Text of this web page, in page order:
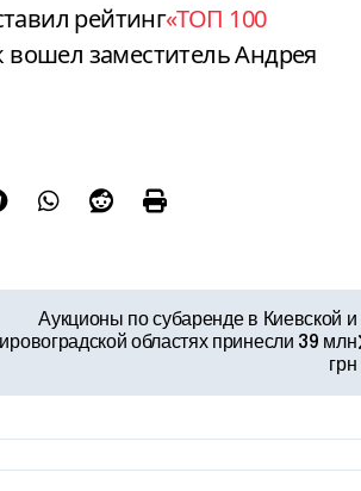
рейтинг«ТОП 100
вошел заместитель Андрея
Аукционы по субаренде в Киевской и
областях принесли 39 млн
грн